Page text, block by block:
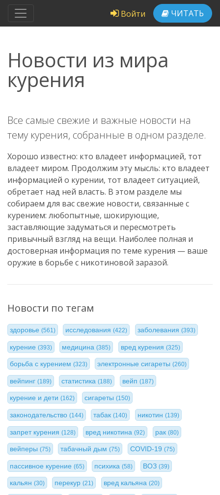
Войти ЧИТАТЬ
Новости из мира
курения
Все самые свежие и важные новости на
тему курения, собранные в одном разделе.
Хорошо известно: кто владеет информацией, тот
владеет миром. Продолжим эту мысль: кто владеет
информацией о курении, тот владеет ситуацией,
обретает над ней власть. В этом разделе мы
собираем для вас свежие новости, связанные с
курением: любопытные, шокирующие,
заставляющие задуматься и пересмотреть
привычный взгляд на вещи. Наиболее полная и
достоверная информация по теме курения — ваше
оружие в борьбе с никотиновой заразой.
Новости по тегам
здоровье (561) исследования(422) заболевания (393)
курение (393) медицина(385) вред курения (325)
борьба с курением (323) электронные сигареты(260)
вейпинг (189) статистика(188) вейп (187)
курение и дети (162) сигареты(150)
законодательство (144) табак(140) никотин (139)
запрет курения (128) вред никотина(92) рак (80)
вейперы (75) табачный дым(75) COVID-19 (75)
пассивное курение (65) психика(58) ВОЗ (39)
кальян (30) перекур(21) вред кальяна (20)